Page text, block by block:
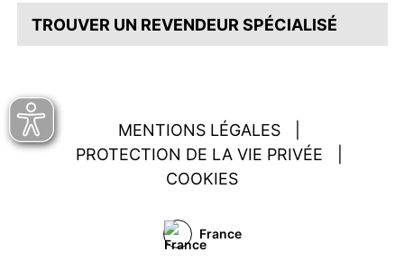
TROUVER UN REVENDEUR SPÉCIALISÉ
MENTIONS LÉGALES
PROTECTION DE LA VIE PRIVÉE
COOKIES
France